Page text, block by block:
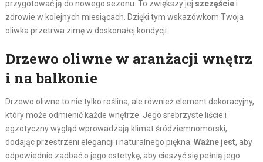
przygotować ją do nowego sezonu. To zwiększy jej szczęściei
zdrowie w kolejnych miesiącach. Dzięki tym wskazówkom Twoja
oliwka przetrwa zimę w doskonałej kondycji.
Drzewo oliwne w aranżacji wnętrz
i na balkonie
Drzewo oliwne to nie tylko roślina, ale również element dekoracyjny,
który może odmienić każde wnętrze. Jego srebrzyste liście i
egzotyczny wygląd wprowadzają klimat śródziemnomorski,
dodając przestrzeni elegancji i naturalnego piękna. Ważne jest, aby
odpowiednio zadbać o jego estetykę, aby cieszyć się pełnią jego